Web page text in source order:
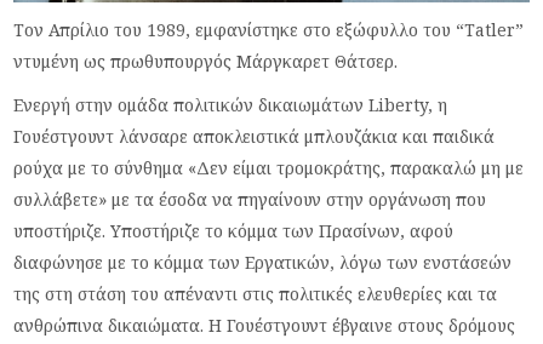
Τον Απρίλιο του 1989, εμφανίστηκε στο εξώφυλλο του “Tatler”
ντυμένη ως πρωθυπουργός Μάργκαρετ Θάτσερ.
Ενεργή στην ομάδα πολιτικών δικαιωμάτων Liberty, η
Γουέστγουντ λάνσαρε αποκλειστικά μπλουζάκια και παιδικά
ρούχα με το σύνθημα «Δεν είμαι τρομοκράτης, παρακαλώ μη με
συλλάβετε» με τα έσοδα να πηγαίνουν στην οργάνωση που
υποστήριζε. Υποστήριζε το κόμμα των Πρασίνων, αφού
διαφώνησε με το κόμμα των Εργατικών, λόγω των ενστάσεών
της στη στάση του απέναντι στις πολιτικές ελευθερίες και τα
ανθρώπινα δικαιώματα. Η Γουέστγουντ έβγαινε στους δρόμους